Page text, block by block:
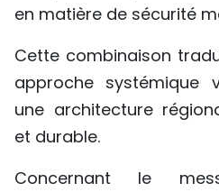
en matière de sécurité
Cette combinaison
approche systémique
une architecture
et durable.
Concernant le